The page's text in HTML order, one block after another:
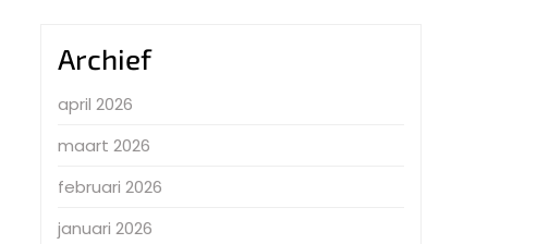
Archief
april 2026
maart 2026
februari 2026
januari 2026